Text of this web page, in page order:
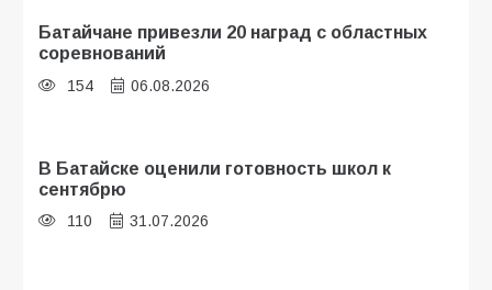
Батайчане привезли 20 наград с областных
соревнований
154 06.08.2026
В Батайске оценили готовность школ к
сентябрю
110 31.07.2026